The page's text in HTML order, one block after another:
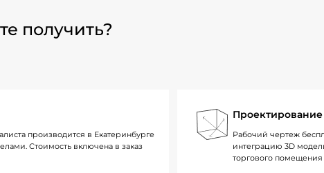
получить?
производится в Екатеринбурге
Стоимость включена в заказ
Проектирование
Рабочий чертеж
интеграцию 3D
торгового помещения